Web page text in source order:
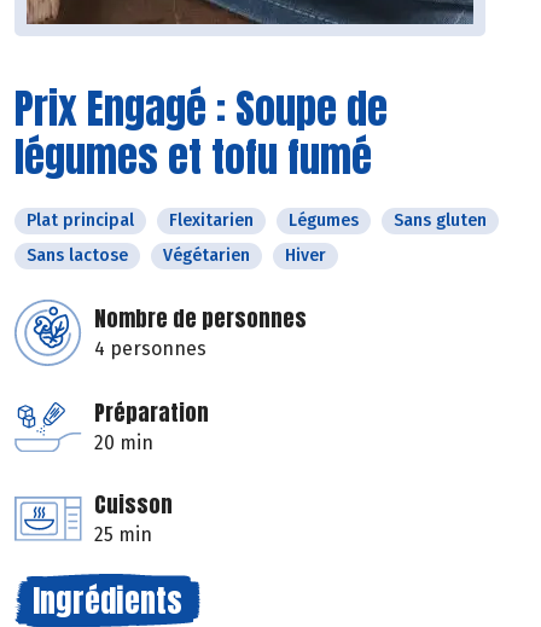
Prix Engagé : Soupe de
légumes et tofu fumé
Plat principal Flexitarien Légumes
Sans gluten
Sans lactose
Végétarien Hiver
Nombre de personnes
4 personnes
Préparation
20 min
Cuisson
25 min
Ingrédients